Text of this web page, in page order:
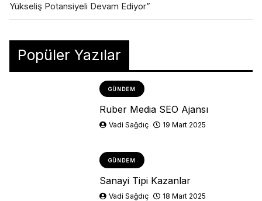
Yükseliş Potansiyeli Devam Ediyor”
Popüler Yazılar
GÜNDEM
Ruber Media SEO Ajansı
Vadi Sağdıç 19 Mart 2025
GÜNDEM
Sanayi Tipi Kazanlar
Vadi Sağdıç 18 Mart 2025